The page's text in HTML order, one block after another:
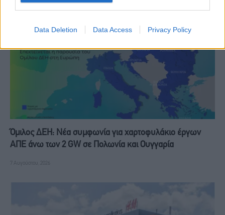
Data Deletion Data Access Privacy Policy
Όμιλος ΔΕΗ: Νέα συμφωνία για χαρτοφυλάκιο έργων
ΑΠΕ άνω των 2 GW σε Πολωνία και Ουγγαρία
7 Αυγούστου, 2026